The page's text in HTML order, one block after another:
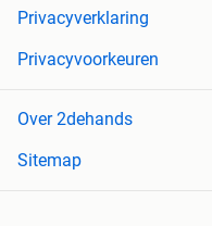
Privacyverklaring
Privacyvoorkeuren
Over 2dehands
Sitemap